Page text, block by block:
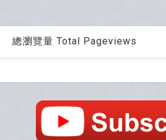
總瀏覽量 Total Pageviews